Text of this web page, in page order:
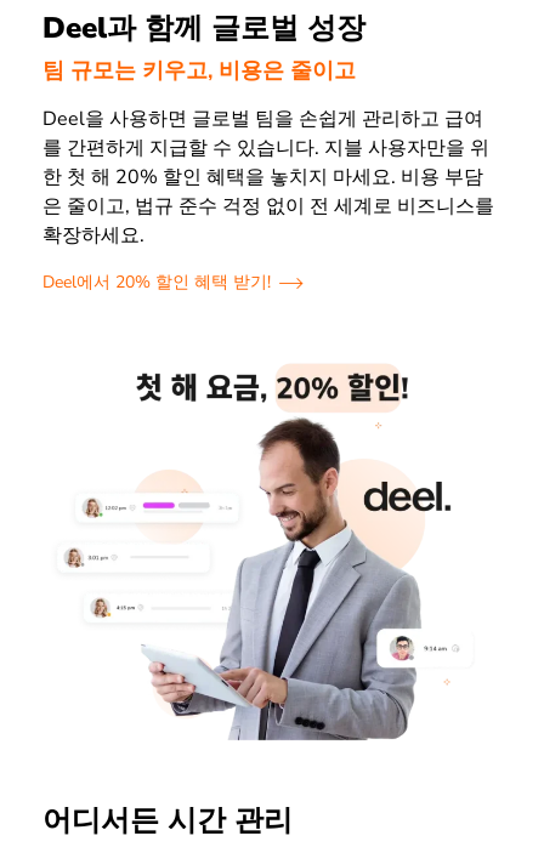
Deel과 함께 글로벌 성장
팀 규모는 키우고, 비용은 줄이고
Deel을 사용하면 글로벌 팀을 손쉽게 관리하고 급여
를 간편하게 지급할 수 있습니다. 지블 사용자만을 위
한 첫 해 20% 할인 혜택을 놓치지 마세요. 비용 부담
은 줄이고, 법규 준수 걱정 없이 전 세계로 비즈니스를
확장하세요.
Deel에서 20% 할인 혜택 받기!
어디서든 시간 관리